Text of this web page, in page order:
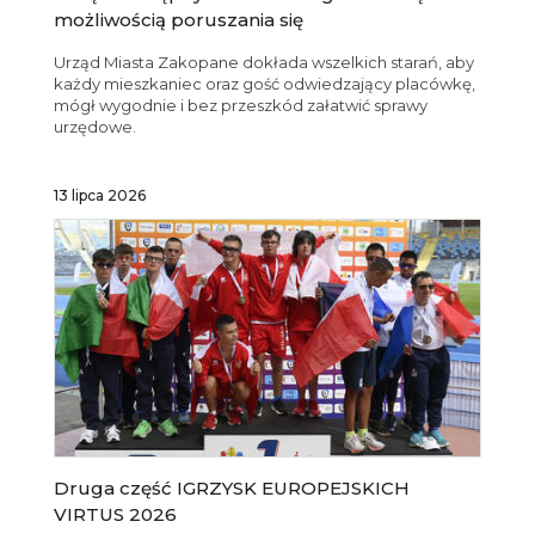
możliwością poruszania się
Urząd Miasta Zakopane dokłada wszelkich starań, aby
każdy mieszkaniec oraz gość odwiedzający placówkę,
mógł wygodnie i bez przeszkód załatwić sprawy
urzędowe.
13 lipca 2026
Druga część IGRZYSK EUROPEJSKICH
VIRTUS 2026